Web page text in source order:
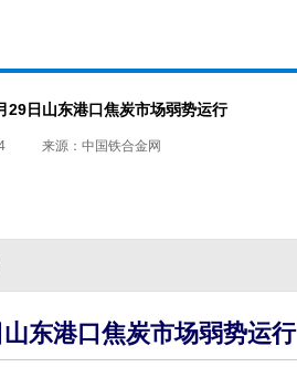
29日山东港口焦炭市场弱势运行
来源：中国铁合金网
山东港口焦炭市场弱势运行